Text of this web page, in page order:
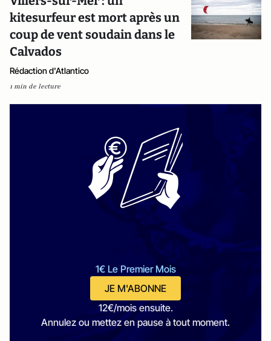
kitesurfeur est mort après un
coup de vent soudain dans le
Calvados
Rédaction d'Atlantico
1 min de lecture
1€ Le Premier Mois
JE M'ABONNE
12€/mois ensuite.
Annulez ou mettez en pause à tout moment.